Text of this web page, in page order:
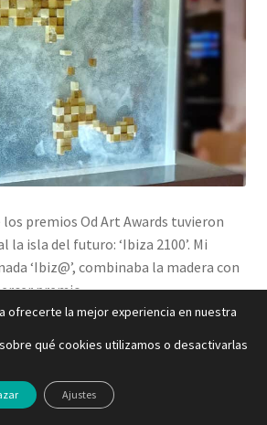
los premios Od Art Awards tuvieron
isla del futuro: ‘Ibiza 2100’. Mi
‘Ibiz@’, combinaba la madera con
premio.
ofrecerte la mejor experiencia en nuestra
qué cookies utilizamos o desactivarlas
Ajustes